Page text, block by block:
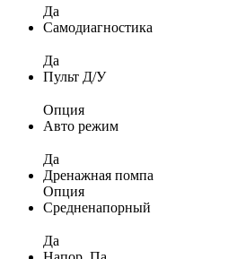
Да
Самодиагностика
Да
Пульт Д/У
Опция
Авто режим
Да
Дренажная помпа
Опция
Средненапорный
Да